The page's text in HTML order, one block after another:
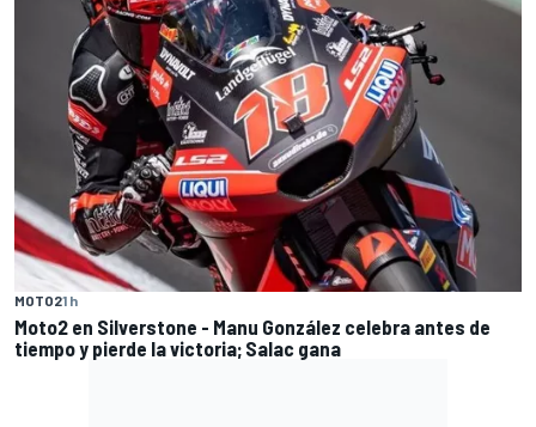
MOTO21 h
Moto2 en Silverstone - Manu González celebra antes de
tiempo y pierde la victoria; Salac gana